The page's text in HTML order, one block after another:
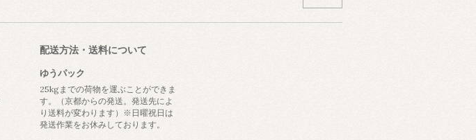
配送方法・送料について
ゆうパック
25kgまでの荷物を運ぶことができま
す。（京都からの発送。発送先によ
り送料が変わります）※日曜祝日は
発送作業をお休みしております。